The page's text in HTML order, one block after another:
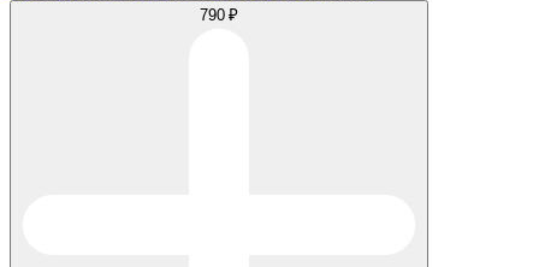
790 ₽